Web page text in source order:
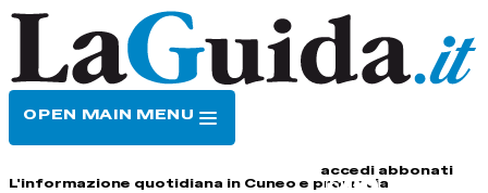
OPEN MAIN MENU
accedi abbonati
L'informazione quotidiana in Cuneo e provincia